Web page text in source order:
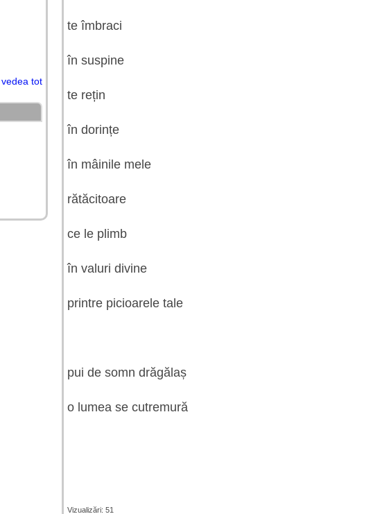
te îmbraci
în suspine
te rețin
în dorințe
în mâinile mele
rătăcitoare
ce le plimb
în valuri divine
printre picioarele tale
pui de somn drăgălaș
o lumea se cutremură
Vizualizări: 51
vedea tot